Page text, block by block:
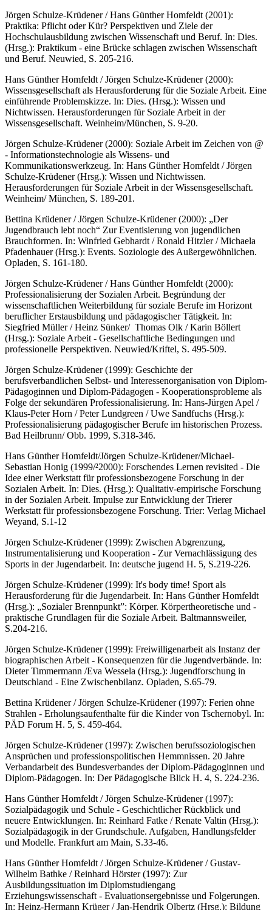
Jörgen Schulze-Krüdener / Hans Günther Homfeldt (2001):
Praktika: Pflicht oder Kür? Perspektiven und Ziele der
Hochschulausbildung zwischen Wissenschaft und Beruf. In: Dies.
(Hrsg.): Praktikum - eine Brücke schlagen zwischen Wissenschaft
und Beruf. Neuwied, S. 205-216.
Hans Günther Homfeldt / Jörgen Schulze-Krüdener (2000):
Wissensgesellschaft als Herausforderung für die Soziale Arbeit. Eine
einführende Problemskizze. In: Dies. (Hrsg.): Wissen und
Nichtwissen. Herausforderungen für Soziale Arbeit in der
Wissensgesellschaft. Weinheim/München, S. 9-20.
Jörgen Schulze-Krüdener (2000): Soziale Arbeit im Zeichen von @
- Informationstechnologie als Wissens- und
Kommunikationswerkzeug. In: Hans Günther Homfeldt / Jörgen
Schulze-Krüdener (Hrsg.): Wissen und Nichtwissen.
Herausforderungen für Soziale Arbeit in der Wissensgesellschaft.
Weinheim/ München, S. 189-201.
Bettina Krüdener / Jörgen Schulze-Krüdener (2000): „Der
Jugendbrauch lebt noch“ Zur Eventisierung von jugendlichen
Brauchformen. In: Winfried Gebhardt / Ronald Hitzler / Michaela
Pfadenhauer (Hrsg.): Events. Soziologie des Außergewöhnlichen.
Opladen, S. 161-180.
Jörgen Schulze-Krüdener / Hans Günther Homfeldt (2000):
Professionalisierung der Sozialen Arbeit. Begründung der
wissenschaftlichen Weiterbildung für soziale Berufe im Horizont
beruflicher Erstausbildung und pädagogischer Tätigkeit. In:
Siegfried Müller / Heinz Sünker/ Thomas Olk / Karin Böllert
(Hrsg.): Soziale Arbeit - Gesellschaftliche Bedingungen und
professionelle Perspektiven. Neuwied/Kriftel, S. 495-509.
Jörgen Schulze-Krüdener (1999): Geschichte der
berufsverbandlichen Selbst- und Interessenorganisation von Diplom-
Pädagoginnen und Diplom-Pädagogen - Kooperationsprobleme als
Folge der sekundären Professionalisierung. In: Hans-Jürgen Apel /
Klaus-Peter Horn / Peter Lundgreen / Uwe Sandfuchs (Hrsg.):
Professionalisierung pädagogischer Berufe im historischen Prozess.
Bad Heilbrunn/ Obb. 1999, S.318-346.
Hans Günther Homfeldt/Jörgen Schulze-Krüdener/Michael-
Sebastian Honig (1999/²2000): Forschendes Lernen revisited - Die
Idee einer Werkstatt für professionsbezogene Forschung in der
Sozialen Arbeit. In: Dies. (Hrsg.): Qualitativ-empirische Forschung
in der Sozialen Arbeit. Impulse zur Entwicklung der Trierer
Werkstatt für professionsbezogene Forschung. Trier: Verlag Michael
Weyand, S.1-12
Jörgen Schulze-Krüdener (1999): Zwischen Abgrenzung,
Instrumentalisierung und Kooperation - Zur Vernachlässigung des
Sports in der Jugendarbeit. In: deutsche jugend H. 5, S.219-226.
Jörgen Schulze-Krüdener (1999): It's body time! Sport als
Herausforderung für die Jugendarbeit. In: Hans Günther Homfeldt
(Hrsg.): „Sozialer Brennpunkt”: Körper. Körpertheoretische und -
praktische Grundlagen für die Soziale Arbeit. Baltmannsweiler,
S.204-216.
Jörgen Schulze-Krüdener (1999): Freiwilligenarbeit als Instanz der
biographischen Arbeit - Konsequenzen für die Jugendverbände. In:
Dieter Timmermann /Eva Wessela (Hrsg.): Jugendforschung in
Deutschland - Eine Zwischenbilanz. Opladen, S.65-79.
Bettina Krüdener / Jörgen Schulze-Krüdener (1997): Ferien ohne
Strahlen - Erholungsaufenthalte für die Kinder von Tschernobyl. In:
PÄD Forum H. 5, S. 459-464.
Jörgen Schulze-Krüdener (1997): Zwischen berufssoziologischen
Ansprüchen und professionspolitischen Hemmnissen. 20 Jahre
Verbandarbeit des Bundesverbandes der Diplom-Pädagoginnen und
Diplom-Pädagogen. In: Der Pädagogische Blick H. 4, S. 224-236.
Hans Günther Homfeldt / Jörgen Schulze-Krüdener (1997):
Sozialpädagogik und Schule - Geschichtlicher Rückblick und
neuere Entwicklungen. In: Reinhard Fatke / Renate Valtin (Hrsg.):
Sozialpädagogik in der Grundschule. Aufgaben, Handlungsfelder
und Modelle. Frankfurt am Main, S.33-46.
Hans Günther Homfeldt / Jörgen Schulze-Krüdener / Gustav-
Wilhelm Bathke / Reinhard Hörster (1997): Zur
Ausbildungssituation im Diplomstudiengang
Erziehungswissenschaft - Evaluationsergebnisse und Folgerungen.
In: Heinz-Hermann Krüger / Jan-Hendrik Olbertz (Hrsg.): Bildung